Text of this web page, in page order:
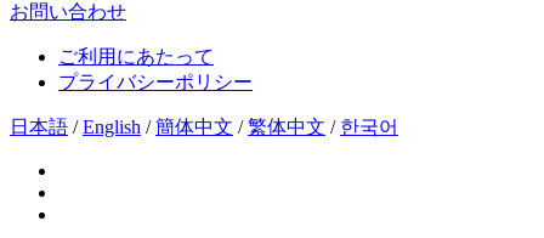
お問い合わせ
ご利用にあたって
プライバシーポリシー
日本語 /English /簡体中文 /繁体中文 / 한국어